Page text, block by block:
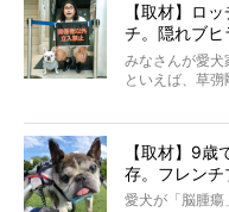
【取材】ロ
チ。隠れブ
【前編】
みなさんが愛犬
といえば、草
ルを飼ってい
んのインスタ
ントがフォロー
LIFE』モデル
【取材】9
存。フレン
愛犬が「脳腫瘍